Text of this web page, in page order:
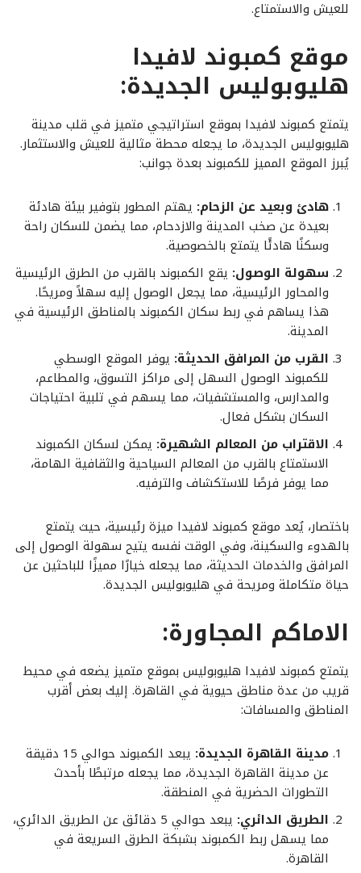
للعيش والاستمتاع.
موقع كمبوند لافيدا
هليوبوليس الجديدة:
يتمتع كمبوند لافيدا بموقع استراتيجي متميز في قلب مدينة
هليوبوليس الجديدة، ما يجعله محطة مثالية للعيش والاستثمار.
يُبرز الموقع المميز للكمبوند بعدة جوانب:
هادئ وبعيد عن الزحام: يهتم المطور بتوفير بيئة هادئة
بعيدة عن صخب المدينة والازدحام، مما يضمن للسكان راحة
وسكنًا هادئًا يتمتع بالخصوصية.
سهولة الوصول: يقع الكمبوند بالقرب من الطرق الرئيسية
والمحاور الرئيسية، مما يجعل الوصول إليه سهلاً ومريحًا.
هذا يساهم في ربط سكان الكمبوند بالمناطق الرئيسية في
المدينة.
القرب من المرافق الحديثة: يوفر الموقع الوسطي
للكمبوند الوصول السهل إلى مراكز التسوق، والمطاعم،
والمدارس، والمستشفيات، مما يسهم في تلبية احتياجات
السكان بشكل فعال.
الاقتراب من المعالم الشهيرة: يمكن لسكان الكمبوند
الاستمتاع بالقرب من المعالم السياحية والثقافية الهامة،
مما يوفر فرصًا للاستكشاف والترفيه.
باختصار، يُعد موقع كمبوند لافيدا ميزة رئيسية، حيث يتمتع
بالهدوء والسكينة، وفي الوقت نفسه يتيح سهولة الوصول إلى
المرافق والخدمات الحديثة، مما يجعله خيارًا مميزًا للباحثين عن
حياة متكاملة ومريحة في هليوبوليس الجديدة.
الاماكم المجاورة:
يتمتع كمبوند لافيدا هليوبوليس بموقع متميز يضعه في محيط
قريب من عدة مناطق حيوية في القاهرة. إليك بعض أقرب
المناطق والمسافات:
مدينة القاهرة الجديدة:
يبعد الكمبوند حوالي 15 دقيقة
عن مدينة القاهرة الجديدة، مما يجعله مرتبطًا بأحدث
التطورات الحضرية في المنطقة.
الطريق الدائري:
يبعد حوالي 5 دقائق عن الطريق الدائري،
مما يسهل ربط الكمبوند بشبكة الطرق السريعة في
القاهرة.